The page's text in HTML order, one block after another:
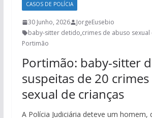
CASOS DE POLÍCIA
30 Junho, 2026
JorgeEusebio
baby-sitter detido,crimes de abuso sexual
Portimão
Portimão: baby-sitter
suspeitas de 20
sexual de crianças
A Polícia Judiciária deteve um homem,